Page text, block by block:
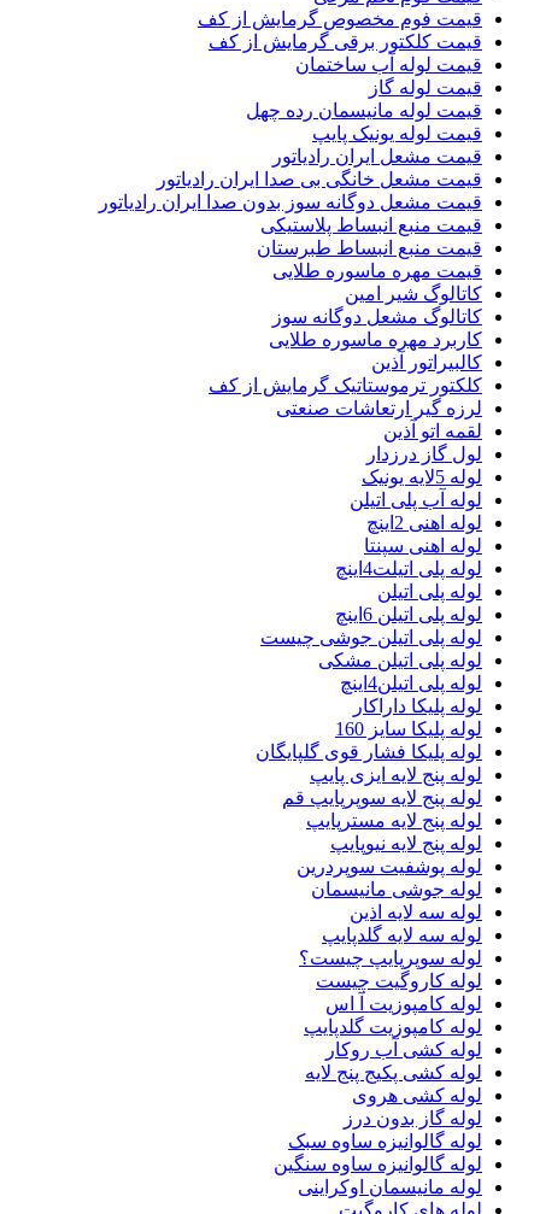
قیمت فوم مخصوص گرمایش از کف
قیمت کلکتور برقی گرمایش از کف
قیمت لوله آب ساختمان
قیمت لوله گاز
قیمت لوله مانیسمان رده چهل
قیمت لوله یونیک پایپ
قیمت مشعل ایران رادیاتور
قیمت مشعل خانگی بی صدا ایران رادیاتور
قیمت مشعل دوگانه سوز بدون صدا ایران رادیاتور
قیمت منبع انبساط پلاستیکی
قیمت منبع انبساط طبرستان
قیمت مهره ماسوره طلایی
کاتالوگ شیر امین
کاتالوگ مشعل دوگانه سوز
کاربرد مهره ماسوره طلایی
کالبیراتور آذین
کلکتور ترموستاتیک گرمایش از کف
لرزه گیر ارتعاشات صنعتی
لقمه اتو آذین
لول گاز درزدار
لوله 5لایه یونیک
لوله آب پلی اتیلن
لوله اهنی 2اینچ
لوله اهنی سپنتا
لوله پلی اتیلت4اینچ
لوله پلی اتیلن
لوله پلی اتیلن 6اینچ
لوله پلی اتیلن جوشی چیست
لوله پلی اتیلن مشکی
لوله پلی اتیلن4اینچ
لوله پلیکا داراکار
لوله پلیکا سایز 160
لوله پلیکا فشار قوی گلپایگان
لوله پنج لایه ایزی پایپ
لوله پنج لایه سوپرپایپ قم
لوله پنج لایه مسترپایپ
لوله پنج لایه نیوپایپ
لوله پوشفیت سوپردرین
لوله جوشی مانیسمان
لوله سه لایه اذین
لوله سه لایه گلدپایپ
لوله سوپرپایپ چیست؟
لوله کاروگیت چیست
لوله کامپوزیت آ اس
لوله کامپوزیت گلدپایپ
لوله کشی آب روکار
لوله کشی پکیج پنج لایه
لوله کشی هروی
لوله گاز بدون درز
لوله گالوانیزه ساوه سبک
لوله گالوانیزه ساوه سنگین
لوله مانیسمان اوکراینی
لوله های کاروگیت